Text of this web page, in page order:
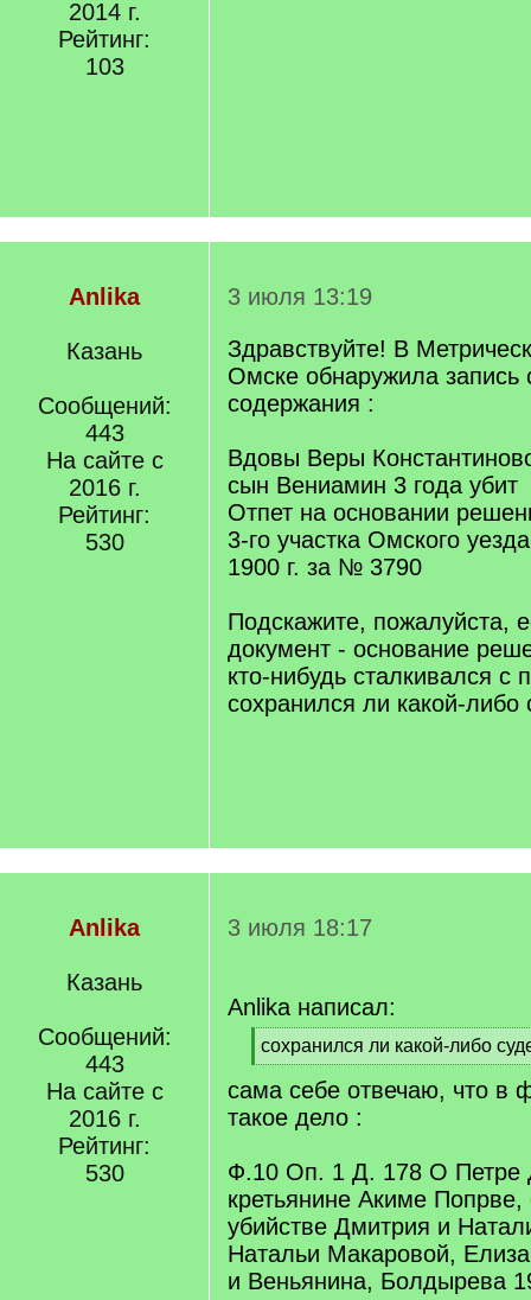
2014 г.
Рейтинг:
103
Anlika
Казань
Сообщений:
443
На сайте с
2016 г.
Рейтинг:
530
3 июля 13:19
Здравствуйте! В
Омске обнаружила запись
содержания :
Вдовы Веры
сын Вениамин 3 года убит
Отпет на основании
3-го участка Омского
1900 г. за № 3790
Подскажите, пожалуйста,
документ - основание
кто-нибудь сталкивался
сохранился ли какой-
Anlika
Казань
Сообщений:
443
На сайте с
2016 г.
Рейтинг:
530
3 июля 18:17
Anlika написал:
[
q
]
сохранился ли какой-либо
[
/
q
]
сама себе отвечаю, что
такое дело :
Ф.10 Оп. 1 Д. 178 О Петре
кретьянине Акиме
убийстве Дмитрия и
Натальи Макаровой,
и Веньянина, Болдырева